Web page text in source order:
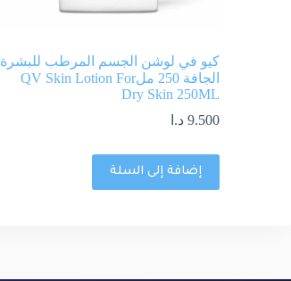
كيو في لوشن الجسم المرطب للبشرة
الجافة 250 ملQV Skin Lotion For
Dry Skin 250ML
9.500 د.ا
إضافة إلى السلة